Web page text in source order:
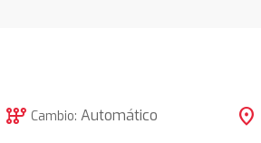
auto_transmission Cambio:Automático location_on